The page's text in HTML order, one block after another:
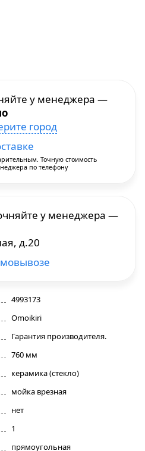
4993173
Omoikiri
Гарантия производителя.
760 мм
керамика (стекло)
мойка врезная
нет
1
прямоугольная
у менеджера —
город
Точную стоимость
по телефону
у менеджера —
д.20